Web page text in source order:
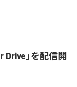
」を配信開